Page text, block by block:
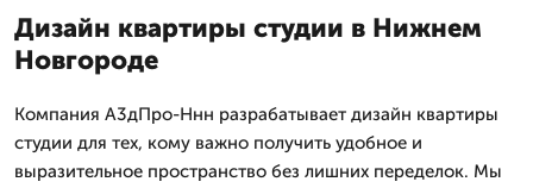
Дизайн квартиры студии в Нижнем
Новгороде
Компания А3дПро-Ннн разрабатывает дизайн квартиры
студии для тех, кому важно получить удобное и
выразительное пространство без лишних переделок. Мы